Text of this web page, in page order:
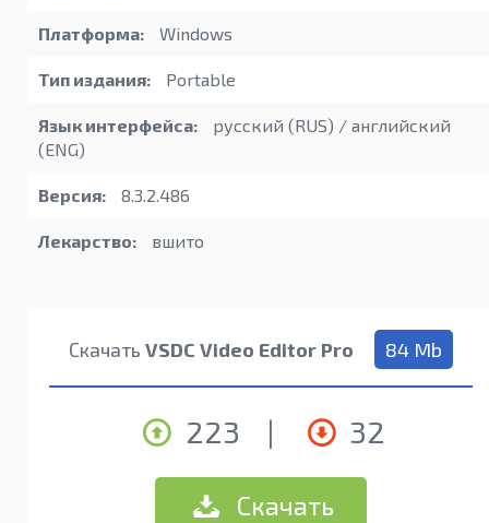
Платформа: Windows
Тип издания: Portable
Язык интерфейса:
русский (RUS) / английский
(ENG)
Версия: 8.3.2.486
Лекарство: вшито
Скачать VSDC Video Editor Pro 84 Mb
223 | 32
Скачать